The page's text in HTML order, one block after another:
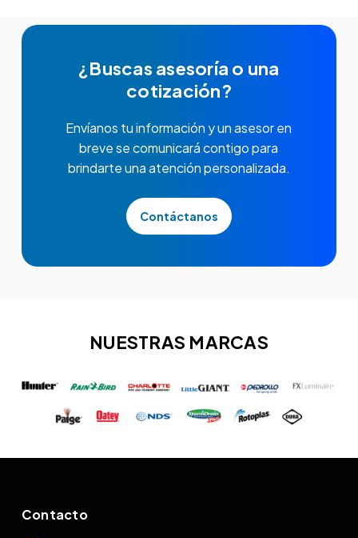
¿Buscas asesoría o una
cotización?
Envíanos tu información y un asesor en
breve se comunicará contigo para
brindarte una atención personalizada.
Contáctanos
NUESTRAS MARCAS
Contacto